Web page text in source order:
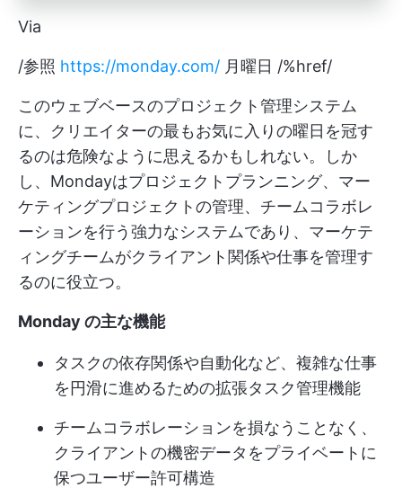
Via
/参照 https://monday.com/ 月曜日 /%href/
このウェブベースのプロジェクト管理システム
に、クリエイターの最もお気に入りの曜日を冠す
るのは危険なように思えるかもしれない。しか
し、Mondayはプロジェクトプランニング、マー
ケティングプロジェクトの管理、チームコラボレ
ーションを行う強力なシステムであり、マーケテ
ィングチームがクライアント関係や仕事を管理す
るのに役立つ。
Monday の主な機能
タスクの依存関係や自動化など、複雑な仕事
を円滑に進めるための拡張タスク管理機能
チームコラボレーションを損なうことなく、
クライアントの機密データをプライベートに
保つユーザー許可構造